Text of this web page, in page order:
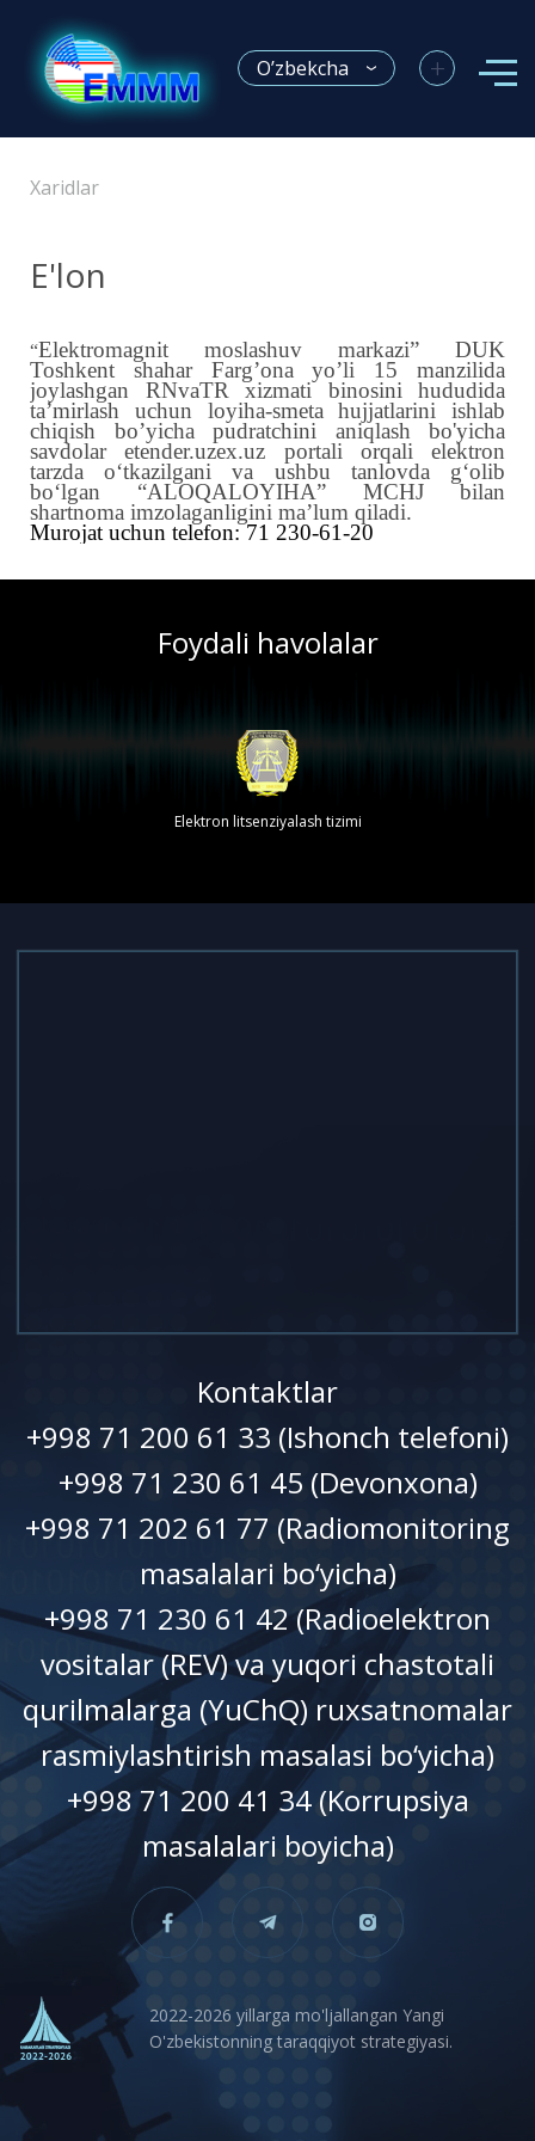
O’zbekcha +
Xaridlar
E'lon
“Elektromagnit moslashuv markazi” DUK
Toshkent shahar Farg’ona yo’li 15 manzilida
joylashgan RNvaTR xizmati binosini hududida
ta’mirlash uchun loyiha-smeta hujjatlarini ishlab
chiqish bo’yicha pudratchini aniqlash bo'yicha
savdolaretender.uzex.uz portali orqali elektron
tarzda o‘tkazilgani va ushbu tanlovda g‘olib
bo‘lgan “ALOQALOYIHA” MCHJ
bilan
shartnoma imzolaganligini ma’lum qiladi.
Murojat uchun telefon: 71 230-61-20
Foydali havolalar
Elektron litsenziyalash tizimi
Kontaktlar
+998 71 200 61 33 (Ishonch telefoni)
+998 71 230 61 45 (Devonxonа)
+998 71 202 61 77 (Radiomonitoring
masalalari bo‘yicha)
+998 71 230 61 42 (Radioelektron
vositalar (REV) va yuqori chastotali
qurilmalarga (YuChQ) ruxsatnomalar
rasmiylashtirish masalasi bo‘yicha)
+998 71 200 41 34 (Korrupsiya
masalalari boyicha)
2022-2026 yillarga mo'ljallangan Yangi
O'zbekistonning taraqqiyot strategiyasi.